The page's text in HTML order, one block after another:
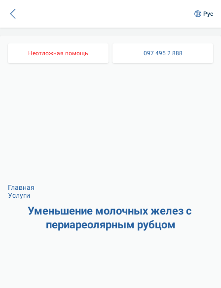
Рус
Неотложная помощь 097 495 2 888
Главная
Услуги
Уменьшение молочных желез с
периареолярным рубцом